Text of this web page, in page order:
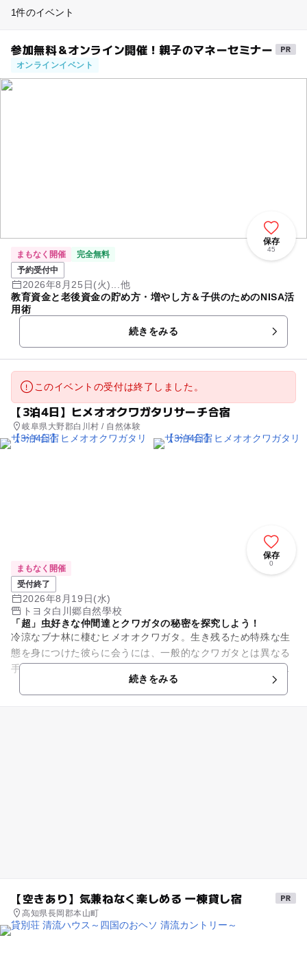
1件のイベント
参加無料＆オンライン開催！親子のマネーセミナー
オンラインイベント
保存
45
まもなく開催
完全無料
予約受付中
2026年8月25日(火)...他
教育資金と老後資金の貯め方・増やし方＆子供のためのNISA活
用術
続きをみる
このイベントの受付は終了しました。
【3泊4日】ヒメオオクワガタリサーチ合宿
岐阜県大野郡白川村 / 自然体験
保存
0
まもなく開催
受付終了
2026年8月19日(水)
トヨタ白川郷自然學校
「超」虫好きな仲間達とクワガタの秘密を探究しよう！
冷涼なブナ林に棲むヒメオオクワガタ。生き残るため特殊な生
態を身につけた彼らに会うには、一般的なクワガタとは異なる
手法が必要です。このキャンプでは、彼らの痕跡や周囲の環境
を手掛かりに仮説を立て、そ...続きをみる
【空きあり】気兼ねなく楽しめる 一棟貸し宿
高知県長岡郡本山町